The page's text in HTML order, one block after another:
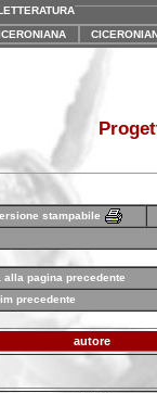
stampabile
alla pagina precedente
precedente
autore